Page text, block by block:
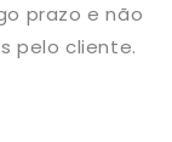
prazo e não
pelo cliente.